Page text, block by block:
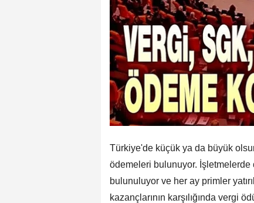
Türkiye'de küçük ya da büyük
ödemeleri bulunuyor.
bulunuluyor ve her ay primler
kazançlarının karşılığında vergi